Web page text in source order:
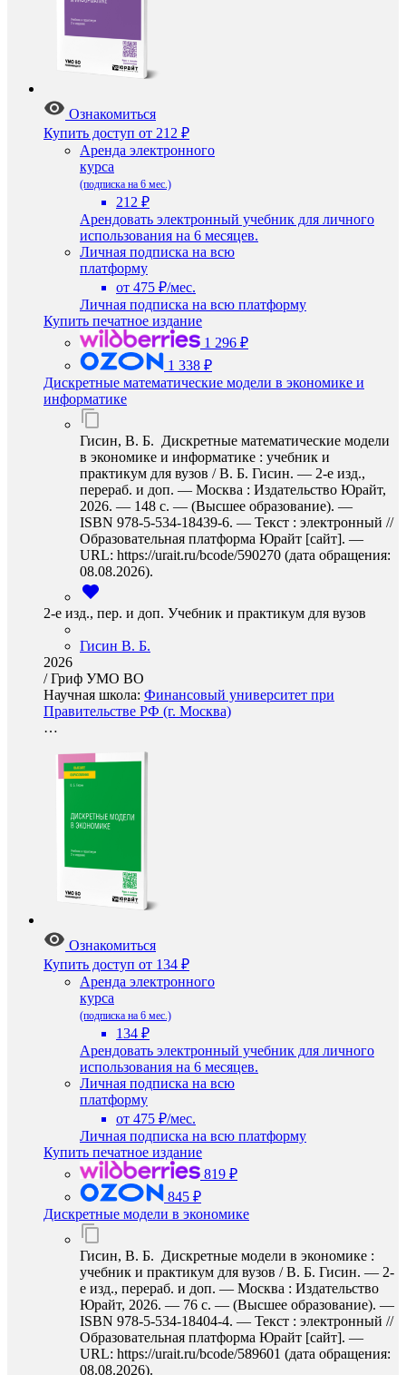
Ознакомиться
Купить доступ от 212 ₽
Аренда электронного
курса
(подписка на 6 мес.)
212 ₽
Арендовать электронный учебник для личного
использования на 6 месяцев.
Личная подписка на всю
платформу
от 475 ₽/мес.
Личная подписка на всю платформу
Купить печатное издание
1 296 ₽
1 338 ₽
Дискретные математические модели в экономике и
информатике
Гисин, В. Б. Дискретные математические модели
в экономике и информатике : учебник и
практикум для вузов / В. Б. Гисин. — 2-е изд.,
перераб. и доп. — Москва : Издательство Юрайт,
2026. — 148 с. — (Высшее образование). —
ISBN 978-5-534-18439-6. — Текст : электронный //
Образовательная платформа Юрайт [сайт]. —
URL: https://urait.ru/bcode/590270 (дата обращения:
08.08.2026).
2-е изд., пер. и доп. Учебник и практикум для вузов
Гисин В. Б.
2026
/Гриф УМО ВО
Научная школа: Финансовый университет при
Правительстве РФ (г. Москва)
…
Ознакомиться
Купить доступ от 134 ₽
Аренда электронного
курса
(подписка на 6 мес.)
134 ₽
Арендовать электронный учебник для личного
использования на 6 месяцев.
Личная подписка на всю
платформу
от 475 ₽/мес.
Личная подписка на всю платформу
Купить печатное издание
819 ₽
845 ₽
Дискретные модели в экономике
Гисин, В. Б. Дискретные модели в экономике :
учебник и практикум для вузов / В. Б. Гисин. — 2-
е изд., перераб. и доп. — Москва : Издательство
Юрайт, 2026. — 76 с. — (Высшее образование). —
ISBN 978-5-534-18404-4. — Текст : электронный //
Образовательная платформа Юрайт [сайт]. —
URL: https://urait.ru/bcode/589601 (дата обращения:
08.08.2026).